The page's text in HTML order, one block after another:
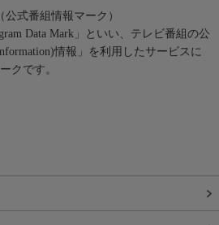
公式番組情報マーク）
Data Mark」といい、テレビ番組の公
情報」を利用したサービスに
クです。